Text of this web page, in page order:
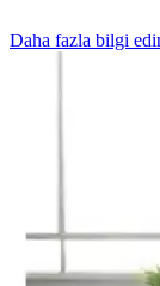
Daha fazla bilgi